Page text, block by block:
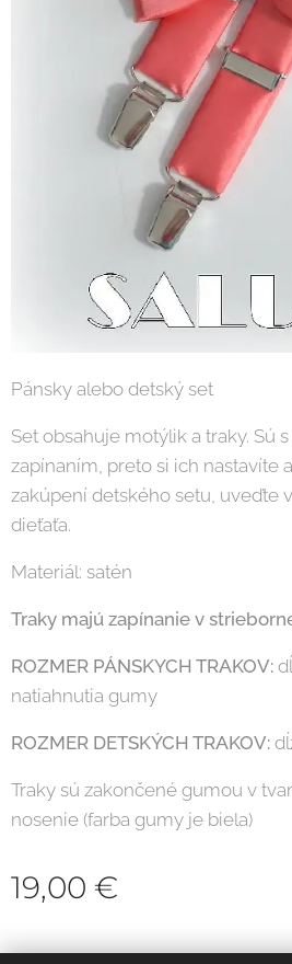
Pánsky alebo detský set
Set obsahuje motýlik a traky. Sú
zapínaním, preto si ich nastavíte
zakúpení detského setu, uveďte
dieťaťa.
Materiál: satén
Traky majú zapínanie v
ROZMER PÁNSKYCH TRAKOV:
natiahnutia gumy
ROZMER DETSKÝCH TRAKOV:
Traky sú zakončené gumou v
nosenie (farba gumy je biela)
19,00 €